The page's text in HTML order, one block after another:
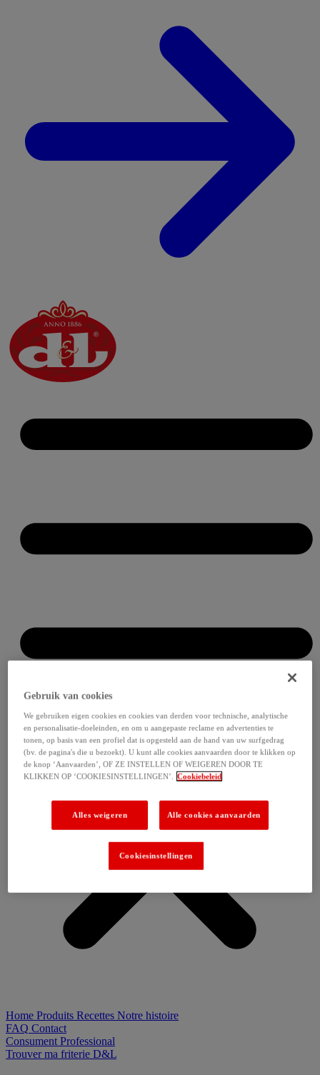
Home Produits Recettes Notre histoire
FAQ Contact
Consument Professional
Trouver ma friterie D&L
Gebruik van cookies
We gebruiken eigen cookies en cookies van derden voor technische, analytische
en personalisatie-doeleinden, en om u aangepaste reclame en advertenties te
tonen, op basis van een profiel dat is opgesteld aan de hand van uw surfgedrag
(bv. de pagina's die u bezoekt). U kunt alle cookies aanvaarden door te klikken op
de knop ‘Aanvaarden’, OF ZE INSTELLEN OF WEIGEREN DOOR TE
KLIKKEN OP ‘COOKIESINSTELLINGEN’. Cookiebeleid
Alles weigeren Alle cookies aanvaarden
Cookiesinstellingen